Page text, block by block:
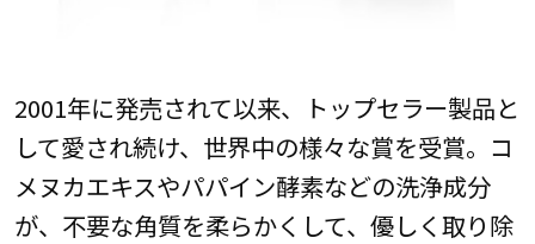
2001年に発売されて以来、トップセラー製品と
して愛され続け、世界中の様々な賞を受賞。コ
メヌカエキスやパパイン酵素などの洗浄成分
が、不要な角質を柔らかくして、優しく取り除